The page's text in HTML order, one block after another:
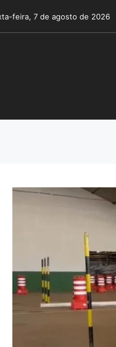
feira, 7 de agosto de 2026